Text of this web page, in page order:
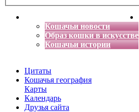
Кошачьи новости
Образ кошки в искусстве
Кошачьи истории
Цитаты
Кошачья география
Карты
Календарь
Друзья сайта